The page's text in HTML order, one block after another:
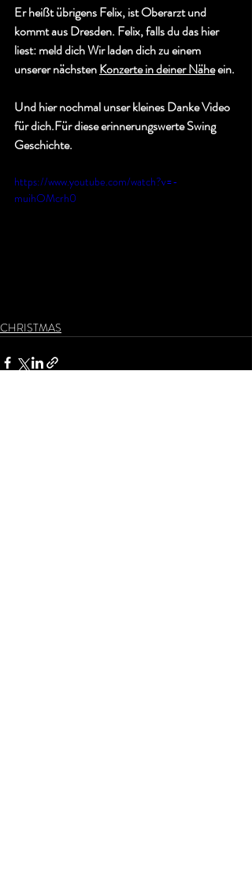
Er heißt übrigens Felix, ist Oberarzt und
kommt aus Dresden. Felix, falls du das hier
liest: meld dich Wir laden dich zu einem
unserer nächsten Konzerte in deiner Nähe ein.
Und hier nochmal unser kleines Danke Video
für dich.Für diese erinnerungswerte Swing
Geschichte.
https://www.youtube.com/watch?v=-
muihOMcrh0
CHRISTMAS